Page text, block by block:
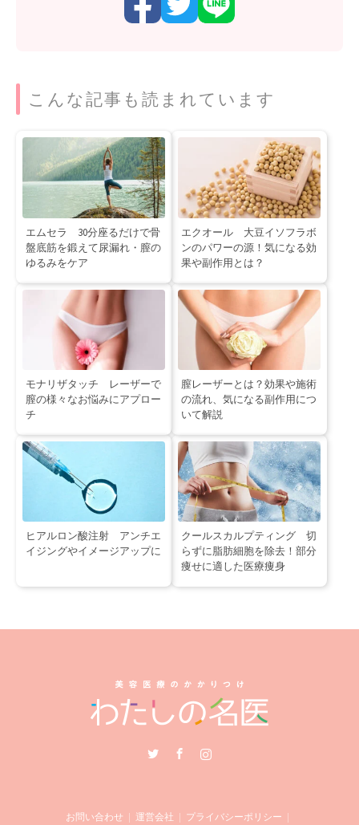
こんな記事も読まれています
エムセラ 30分座るだけで骨
盤底筋を鍛えて尿漏れ・膣の
ゆるみをケア
エクオール 大豆イソフラボ
ンのパワーの源！気になる効
果や副作用とは？
モナリザタッチ レーザーで
膣の様々なお悩みにアプロー
チ
膣レーザーとは？効果や施術
の流れ、気になる副作用につ
いて解説
ヒアルロン酸注射 アンチエ
イジングやイメージアップに
クールスカルプティング 切
らずに脂肪細胞を除去！部分
痩せに適した医療痩身
Instagram
お問い合わせ 運営会社 プライバシーポリシー